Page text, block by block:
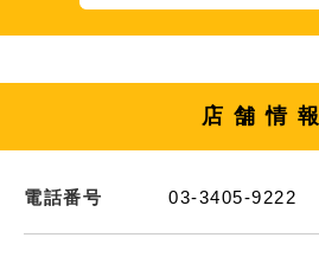
店舗情報
電話番号 03-3405-9222